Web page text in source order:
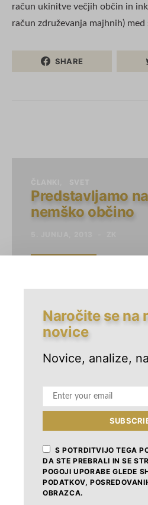
račun ukinitve večjih občin in
račun združevanja majhnih) med
SHARE
Predstavljamo
nemško občino
ČLANKI SVET
Občine v Evropi
VIEW POST
YOU MAY ALSO
Naročite se na
novice
Novice, analize,
S POTRDITVIJO TEGA
DA STE PREBRALI IN SE
POGOJI UPORABE GLEDE
PODATKOV,
OBRAZCA.